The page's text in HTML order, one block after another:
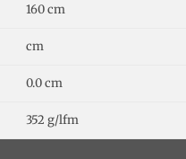
160 cm
cm
0.0 cm
352 g/lfm